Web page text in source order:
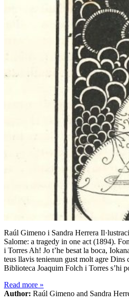
Raúl Gimeno i Sandra Herrera
Salome: a tragedy in one act (1894).
i Torres Ah! Jo t’he besat la boca,
teus llavis tenienun gust molt agre Dins
Biblioteca Joaquim Folch i Torres s’hi
Read more »
Author: Raúl Gimeno and Sandra